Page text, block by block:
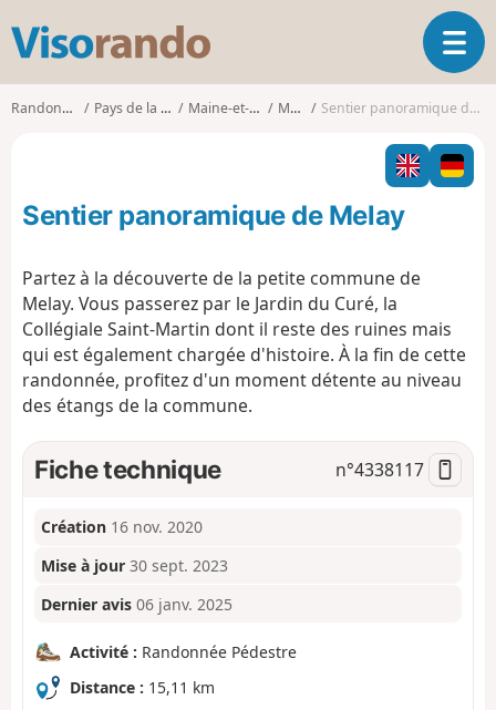
s
o
o
O
u
i
r
l
a
t
n
Randonnées Pays de la Loire Maine-et-Loire Melay Sentier panoramique de Melay
Sentier panoramique de Melay
Partez à la découverte de la petite commune de
Melay. Vous passerez par le Jardin du Curé, la
Collégiale Saint-Martin dont il reste des ruines mais
qui est également chargée d'histoire. À la fin de cette
randonnée, profitez d'un moment détente au niveau
des étangs de la commune.
Fiche technique n°4338117
Création 16 nov. 2020
Mise à jour 30 sept. 2023
Dernier avis 06 janv. 2025
Activité : Randonnée Pédestre
Distance : 15,11 km